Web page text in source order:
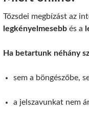
Tőzsdei megbízást az
legkényelmesebb és a
Ha betartunk néhány
sem a böngészőbe,
a jelszavunkat nem